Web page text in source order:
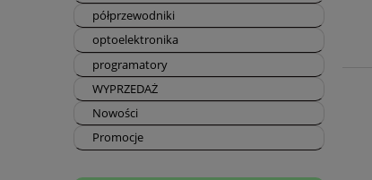
półprzewodniki
optoelektronika
programatory
WYPRZEDAŻ
Nowości
Promocje